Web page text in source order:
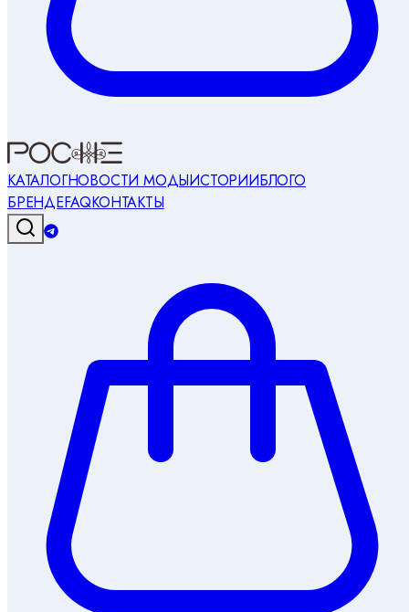
КАТАЛОГНОВОСТИ МОДЫИСТОРИИБЛОГО
БРЕНДЕFAQКОНТАКТЫ